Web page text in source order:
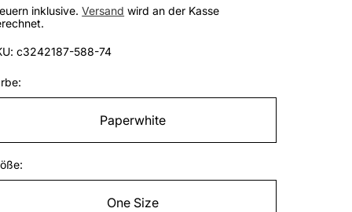
inklusive.Versand wird an der Kasse
c3242187-588-74
Paperwhite
One Size